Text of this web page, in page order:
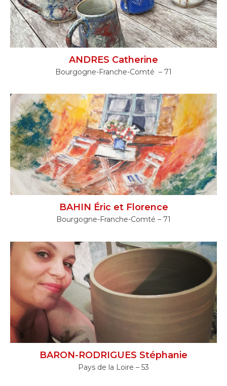
ANDRES Catherine
Bourgogne-Franche-Comté – 71
BAHIN Éric et Florence
Bourgogne-Franche-Comté – 71
BARON-RODRIGUES Stéphanie
Pays de la Loire – 53